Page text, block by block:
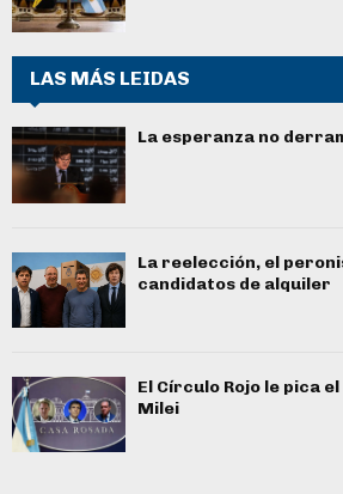
LAS MÁS LEIDAS
La esperanza no
La reelección, el
candidatos de alquiler
El Círculo Rojo le pica
Milei